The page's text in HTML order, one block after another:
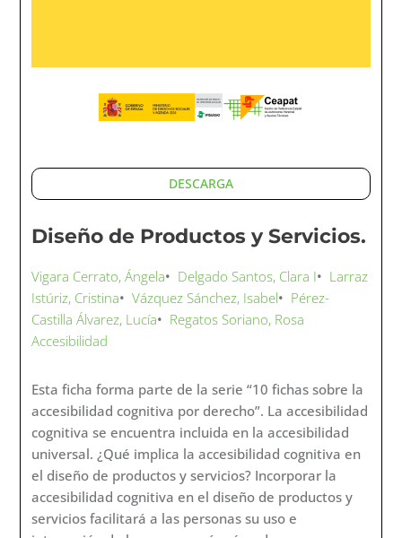
DESCARGA
Diseño de Productos y Servicios.
Vigara Cerrato, Ángela• Delgado Santos, Clara I• Larraz
Istúriz, Cristina•Vázquez Sánchez, Isabel• Pérez-
Castilla Álvarez, Lucía• Regatos Soriano, Rosa
Accesibilidad
Esta ficha forma parte de la serie “10 fichas sobre la
accesibilidad cognitiva por derecho”. La accesibilidad
cognitiva se encuentra incluida en la accesibilidad
universal. ¿Qué implica la accesibilidad cognitiva en
el diseño de productos y servicios? Incorporar la
accesibilidad cognitiva en el diseño de productos y
servicios facilitará a las personas su uso e